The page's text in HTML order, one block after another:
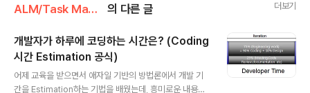
ALM/Task Management 의 다른 글 더보기
개발자가 하루에 코딩하는 시간은? (Coding
시간 Estimation 공식)
어제 교육을 받으면서 애자일 기반의 방법론에서 개발 기
간을 Estimation하는 기법을 배웠는데, 흥미로운 내용이